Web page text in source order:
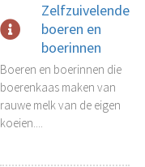
Zelfzuivelende
boeren en
boerinnen
Boeren en boerinnen die
boerenkaas maken van
rauwe melk van de eigen
koeien....